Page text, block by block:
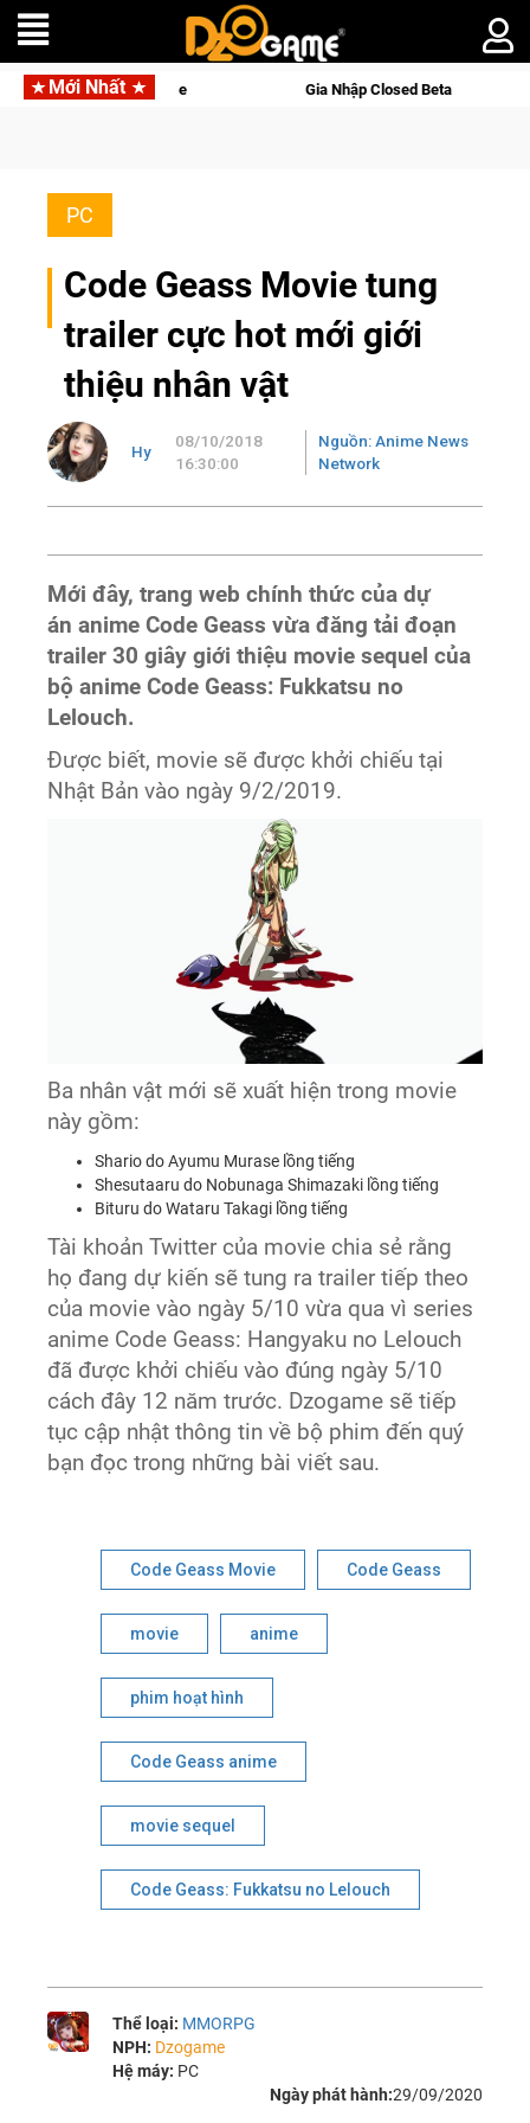
Mới Nhất
Palworld Online Gia Nhập Closed Beta Norse Saga: Cửu
PC
Code Geass Movie tung
trailer cực hot mới giới
thiệu nhân vật
Hy
08/10/2018
16:30:00
Nguồn: Anime News
Network
Mới đây, trang web chính thức của dự
án anime Code Geass vừa đăng tải đoạn
trailer 30 giây giới thiệu movie sequel của
bộ anime Code Geass: Fukkatsu no
Lelouch.
Được biết, movie sẽ được khởi chiếu tại
Nhật Bản vào ngày 9/2/2019.
Ba nhân vật mới sẽ xuất hiện trong movie
này gồm:
Shario do Ayumu Murase lồng tiếng
Shesutaaru do Nobunaga Shimazaki lồng tiếng
Bituru do Wataru Takagi lồng tiếng
Tài khoản Twitter của movie chia sẻ rằng
họ đang dự kiến sẽ tung ra trailer tiếp theo
của movie vào ngày 5/10 vừa qua vì series
anime Code Geass: Hangyaku no Lelouch
đã được khởi chiếu vào đúng ngày 5/10
cách đây 12 năm trước. Dzogame sẽ tiếp
tục cập nhật thông tin về bộ phim đến quý
bạn đọc trong những bài viết sau.
Code Geass Movie Code Geass
movie anime
phim hoạt hình
Code Geass anime
movie sequel
Code Geass: Fukkatsu no Lelouch
Thể loại: MMORPG
NPH: Dzogame
Hệ máy: PC
Ngày phát hành:29/09/2020